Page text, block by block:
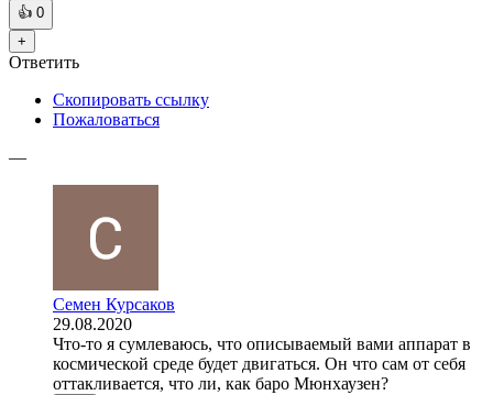
👍 0
+
Ответить
Скопировать ссылку
Пожаловаться
—
Семен Курсаков
29.08.2020
Что-то я сумлеваюсь, что описываемый вами аппарат в
космической среде будет двигаться. Он что сам от себя
оттакливается, что ли, как баро Мюнхаузен?